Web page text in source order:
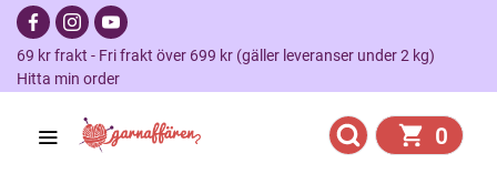
69 kr frakt - Fri frakt över 699 kr (gäller leveranser under 2 kg)
Hitta min order
0